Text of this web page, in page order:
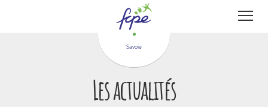
Savoie
Les actualités